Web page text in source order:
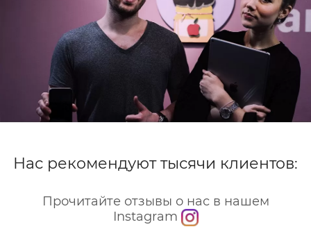
Нас рекомендуют тысячи клиентов:
Прочитайте отзывы о нас в нашем
Instagram